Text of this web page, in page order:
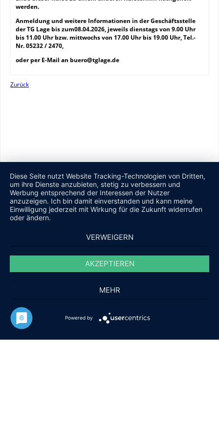
werden.
Anmeldung und weitere Informationen in der Geschäftsstelle
der TG Lage bis zum08.04.2026, jeweils dienstags von 9.00 Uhr
bis 11.00 Uhr bzw. mittwochs von 17.00 Uhr bis 19.00 Uhr, Tel.-
Nr. 05232 / 2470,
oder per E-Mail an buero@tglage.de
Zurück
Diese Seite nutzt Website Tracking-Technologien von Dritten,
um ihre Dienste anzubieten, stetig zu verbessern und
Werbung entsprechend der Interessen der Nutzer
anzuzeigen. Ich bin damit einverstanden und kann meine
Einwilligung jederzeit mit Wirkung für die Zukunft widerrufen
oder ändern.
VERWEIGERN
AKZEPTIEREN
MEHR
Powered by